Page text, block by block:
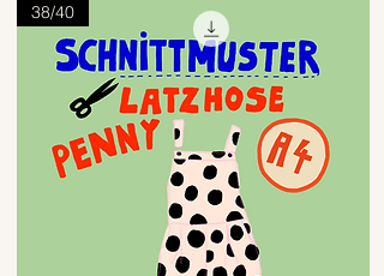
38/40